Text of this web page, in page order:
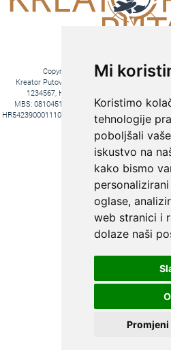
Mi
Koristimo
tehnologije
poboljšali
iskustvo na
kako bismo
oglase,
web stranici i
dolaze naši
KREIRAJTE PUTOVANJE PREMA
SVOJIM ŽELJAMA:
Copyright © 2016. Kreator Putovanja
Kreator Putovanja d.o.o. turistička agencija,
1234567, HR-AB-01-081045102,
MBS: 081045102, Hrvatska Poštanska Banka
HR5423900011100969366, temeljni kapital
Pavlović i Hrvoje Bažon,
Fiksni tečaj konverzije: